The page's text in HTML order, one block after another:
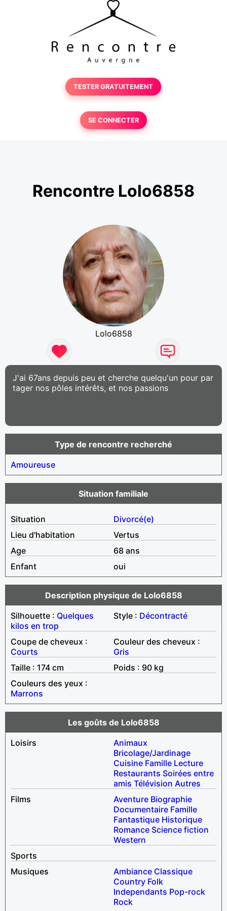
TESTER GRATUITEMENT
SE CONNECTER
Rencontre Lolo6858
Lolo6858
J'ai 67ans depuis peu et cherche quelqu'un pour par
tager nos pôles intérêts, et nos passions
Type de rencontre recherché
Amoureuse
Situation familiale
Situation
Divorcé(e)
Lieu d'habitation
Vertus
Age
68 ans
Enfant
oui
Description physique de Lolo6858
Silhouette : Quelques
kilos en trop
Style : Décontracté
Coupe de cheveux :
Courts
Couleur des cheveux :
Gris
Taille : 174 cm
Poids : 90 kg
Couleurs des yeux :
Marrons
Les goûts de Lolo6858
Loisirs
Animaux
Bricolage/Jardinage
Cuisine Famille Lecture
Restaurants Soirées entre
amis Télévision Autres
Films
Aventure Biographie
Documentaire Famille
Fantastique Historique
Romance Science fiction
Western
Sports
Musiques
Ambiance Classique
Country Folk
Independants Pop-rock
Rock